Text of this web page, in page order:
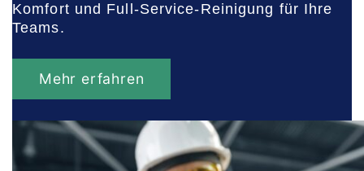
Komfort und Full-Service-Reinigung für Ihre
Teams.
Mehr erfahren